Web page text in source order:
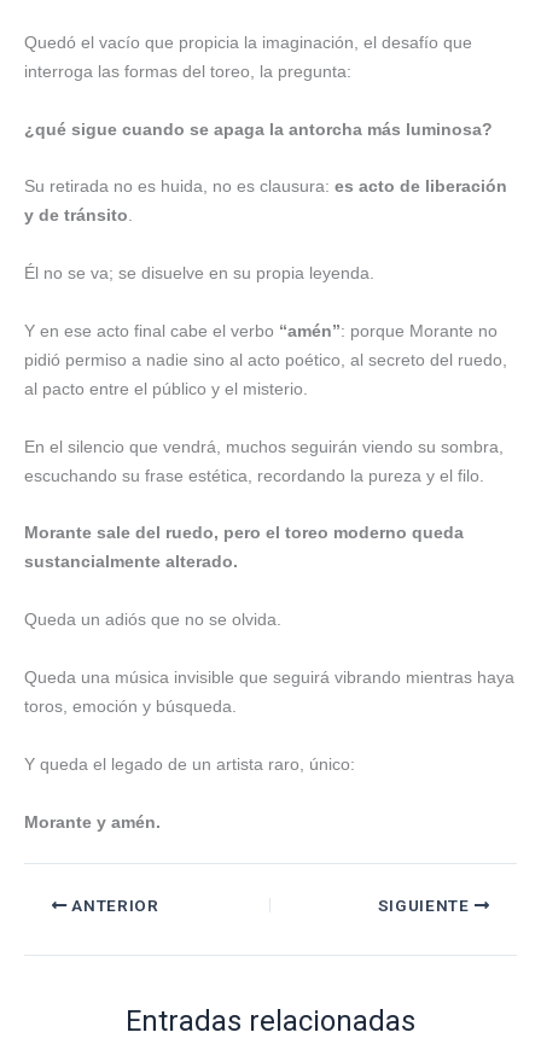
Quedó el vacío que propicia la imaginación, el desafío que
interroga las formas del toreo, la pregunta:
¿qué sigue cuando se apaga la antorcha más luminosa?
Su retirada no es huida, no es clausura: es acto de liberación
y de tránsito.
Él no se va; se disuelve en su propia leyenda.
Y en ese acto final cabe el verbo “amén”: porque Morante no
pidió permiso a nadie sino al acto poético, al secreto del ruedo,
al pacto entre el público y el misterio.
En el silencio que vendrá, muchos seguirán viendo su sombra,
escuchando su frase estética, recordando la pureza y el filo.
Morante sale del ruedo, pero el toreo moderno queda
sustancialmente alterado.
Queda un adiós que no se olvida.
Queda una música invisible que seguirá vibrando mientras haya
toros, emoción y búsqueda.
Y queda el legado de un artista raro, único:
Morante y amén.
ANTERIOR SIGUIENTE
Entradas relacionadas